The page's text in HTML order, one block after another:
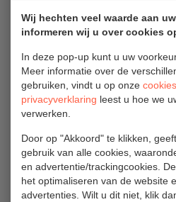
Wij hechten veel waarde aan
informeren wij u over cookies
In deze pop-up kunt u uw
Meer informatie over de
gebruiken, vindt u op onze cookies
privacyverklaring leest u hoe we
verwerken.
Door op "Akkoord" te klikken,
gebruik van alle cookies,
en advertentie/trackingcookies.
het optimaliseren van de website
advertenties. Wilt u dit niet, klik
€ 320,82
excl. btw
€ 388,19 incl.
btw